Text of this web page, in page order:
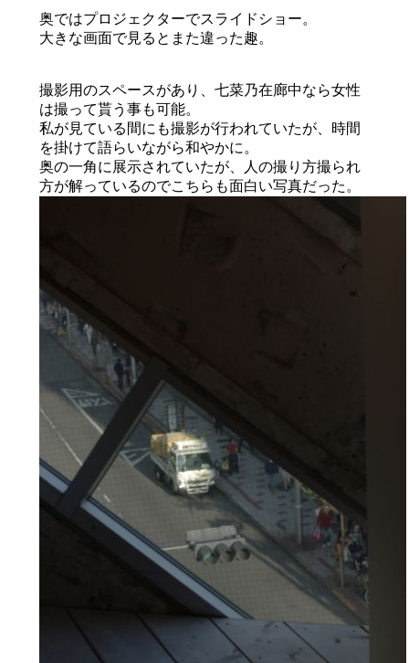
奥ではプロジェクターでスライドショー。
大きな画面で見るとまた違った趣。
撮影用のスペースがあり、七菜乃在廊中なら女性
は撮って貰う事も可能。
私が見ている間にも撮影が行われていたが、時間
を掛けて語らいながら和やかに。
奥の一角に展示されていたが、人の撮り方撮られ
方が解っているのでこちらも面白い写真だった。